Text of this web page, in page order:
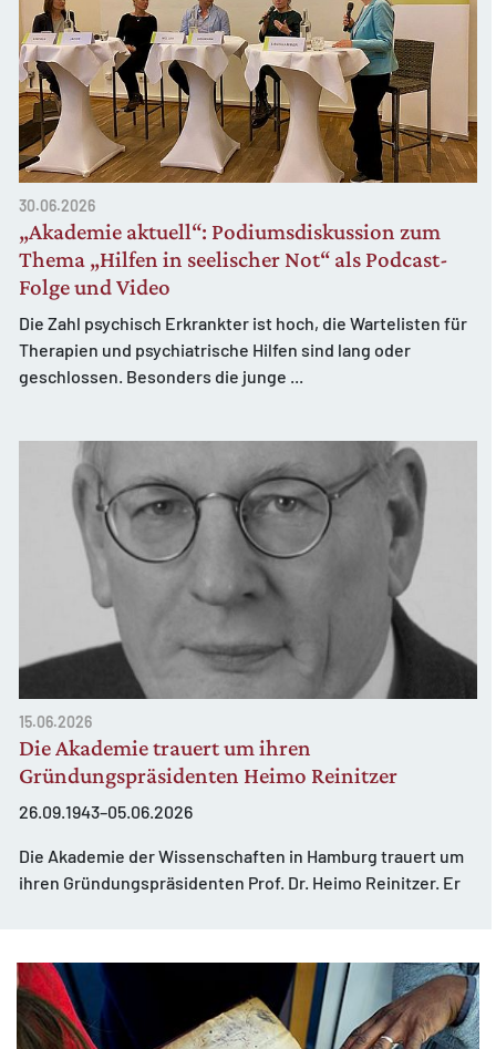
30.06.2026
„Akademie aktuell“: Podiumsdiskussion zum
Thema „Hilfen in seelischer Not“ als Podcast-
Folge und Video
Die Zahl psychisch Erkrankter ist hoch, die Wartelisten für
Therapien und psychiatrische Hilfen sind lang oder
geschlossen. Besonders die junge ...
15.06.2026
Die Akademie trauert um ihren
Gründungspräsidenten Heimo Reinitzer
26.09.1943–05.06.2026
Die Akademie der Wissenschaften in Hamburg trauert um
ihren Gründungspräsidenten Prof. Dr. Heimo Reinitzer. Er